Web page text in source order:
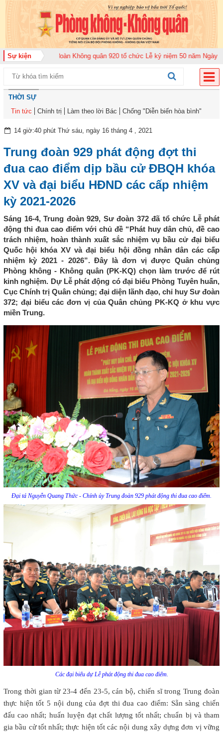
Sự kiệnTrung đoàn Không quân 920 tổ chức Lễ kỷ niệm 50 năm Ngày truyền
THỜI SỰ
Tin tức
Chính trị Làm theo lời Bác Chống "Diễn biến hòa bình"
14 giờ:40 phút Thứ sáu, ngày 16 tháng 4 , 2021
Trung đoàn 929 phát động đợt thi
đua cao điểm dịp bầu cử ĐBQH khóa
XV và đại biểu HĐND các cấp nhiệm
kỳ 2021-2026
Sáng 16-4, Trung đoàn 929, Sư đoàn 372 đã tổ chức Lễ phát
động thi đua cao điểm với chủ đề “Phát huy dân chủ, đề cao
trách nhiệm, hoàn thành xuất sắc nhiệm vụ bầu cử đại biểu
Quốc hội khóa XV và đại biểu hội đồng nhân dân các cấp
nhiệm kỳ 2021 - 2026”. Đây là đơn vị được Quân chủng
Phòng không - Không quân (PK-KQ) chọn làm trước để rút
kinh nghiệm. Dự Lễ phát động có đại biểu Phòng Tuyên huấn,
Cục Chính trị Quân chủng; đại diện lãnh đạo, chỉ huy Sư đoàn
372; đại biểu các đơn vị của Quân chủng PK-KQ ở khu vực
miền Trung.
Đại tá Nguyễn Quang Thức - Chính ủy Trung đoàn 929 phát động thi đua cao điểm.
Các đại biểu dự Lễ phát động thi đua cao điểm.
Trong thời gian từ 23-4 đến 23-5, cán bộ, chiến sĩ trong Trung đoàn
thực hiện tốt 5 nội dung của đợt thi đua cao điểm: Sẵn sàng chiến
đấu cao nhất; huấn luyện đạt chất lượng tốt nhất; chuẩn bị và tham
gia bầu cử tốt nhất; thực hiện tốt các nội dung xây dựng đơn vị vững